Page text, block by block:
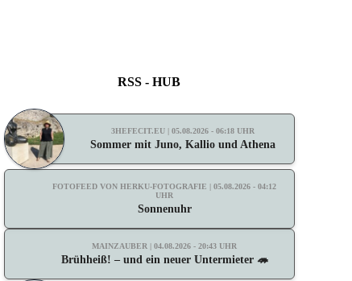
RSS - HUB
3HEFECIT.EU | 05.08.2026 - 06:18 UHR
Sommer mit Juno, Kallio und Athena
FOTOFEED VON HERKU-FOTOGRAFIE | 05.08.2026 - 04:12
UHR
Sonnenuhr
MAINZAUBER | 04.08.2026 - 20:43 UHR
Brühheiß! – und ein neuer Untermieter 🦔